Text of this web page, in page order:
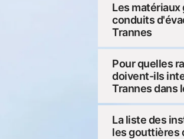
Les
conduits
Trannes
Pour quelles
doivent-ils
Trannes dans
La liste des
les gouttières